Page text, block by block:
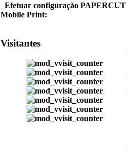
Efetuar configuração PAPERCUT
Mobile Print:
Visitantes